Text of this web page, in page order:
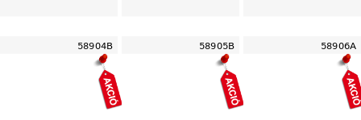
58904B 58905B 58906A